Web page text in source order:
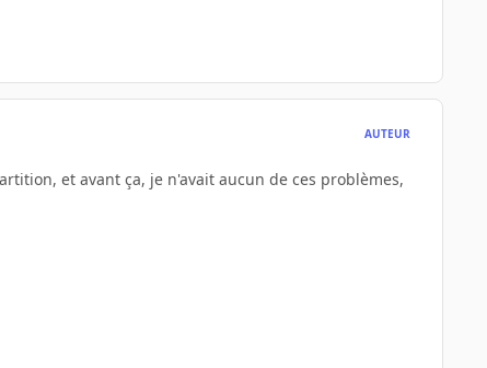
AUTEUR
et avant ça, je n'avait aucun de ces problèmes,